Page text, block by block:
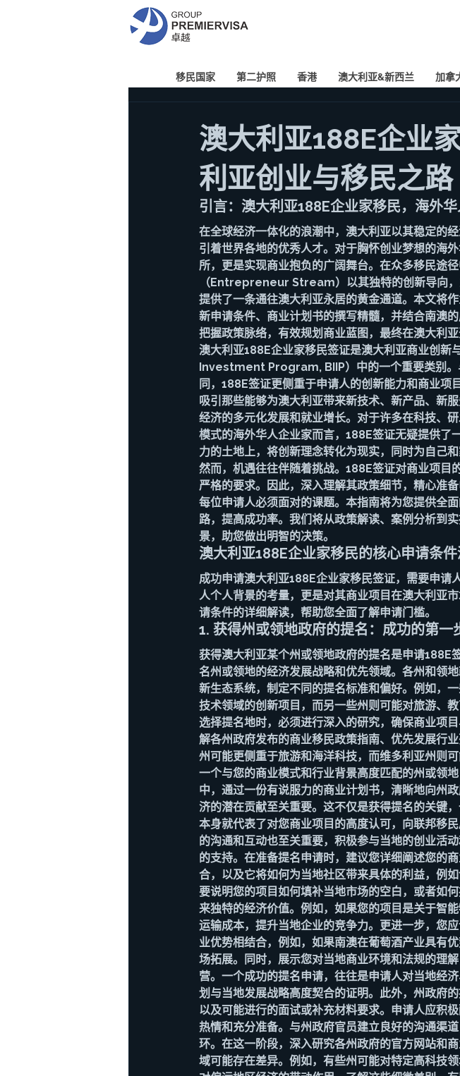
移民国家 第二护照 香港 澳大利亚&新西兰 加拿
澳大利亚188E企业
利亚创业与移民之路
引言：澳大利亚188E企业家移民，海外
在全球经济一体化的浪潮中，澳大利亚以其稳定的
引着世界各地的优秀人才。对于胸怀创业梦想的海
所，更是实现商业抱负的广阔舞台。在众多移民途
（Entrepreneur Stream）以其独特的创新导向，
提供了一条通往澳大利亚永居的黄金通道。本文将
新申请条件、商业计划书的撰写精髓，并结合南澳
把握政策脉络，有效规划商业蓝图，最终在澳大利亚
澳大利亚188E企业家移民签证是澳大利亚商业创
Investment Program, BIIP）中的一个重要类别。
同，188E签证更侧重于申请人的创新能力和商业
吸引那些能够为澳大利亚带来新技术、新产品、新
经济的多元化发展和就业增长。对于许多在科技、
模式的海外华人企业家而言，188E签证无疑提供了
力的土地上，将创新理念转化为现实，同时为自己
然而，机遇往往伴随着挑战。188E签证对商业项目
严格的要求。因此，深入理解其政策细节，精心准
每位申请人必须面对的课题。本指南将为您提供全
路，提高成功率。我们将从政策解读、案例分析到
景，助您做出明智的决策。
澳大利亚188E企业家移民的核心申请条
成功申请澳大利亚188E企业家移民签证，需要申请
人个人背景的考量，更是对其商业项目在澳大利亚
请条件的详细解读，帮助您全面了解申请门槛。
1. 获得州或领地政府的提名：成功的第一
获得澳大利亚某个州或领地政府的提名是申请188E
名州或领地的经济发展战略和优先领域。各州和领
新生态系统，制定不同的提名标准和偏好。例如，
技术领域的创新项目，而另一些州则可能对旅游、
选择提名地时，必须进行深入的研究，确保商业项
解各州政府发布的商业移民政策指南、优先发展行
州可能更侧重于旅游和海洋科技，而维多利亚州则
一个与您的商业模式和行业背景高度匹配的州或领
中，通过一份有说服力的商业计划书，清晰地向州
济的潜在贡献至关重要。这不仅是获得提名的关键
本身就代表了对您商业项目的高度认可，向联邦移
的沟通和互动也至关重要，积极参与当地的创业活
的支持。在准备提名申请时，建议您详细阐述您的
合，以及它将如何为当地社区带来具体的利益，例
要说明您的项目如何填补当地市场的空白，或者如
来独特的经济价值。例如，如果您的项目是关于智
运输成本，提升当地企业的竞争力。更进一步，您
业优势相结合，例如，如果南澳在葡萄酒产业具有
场拓展。同时，展示您对当地商业环境和法规的理
营。一个成功的提名申请，往往是申请人对当地经
划与当地发展战略高度契合的证明。此外，州政府
以及可能进行的面试或补充材料要求。申请人应积
热情和充分准备。与州政府官员建立良好的沟通渠
环。在这一阶段，深入研究各州政府的官方网站和
域可能存在差异。例如，有些州可能对特定高科技